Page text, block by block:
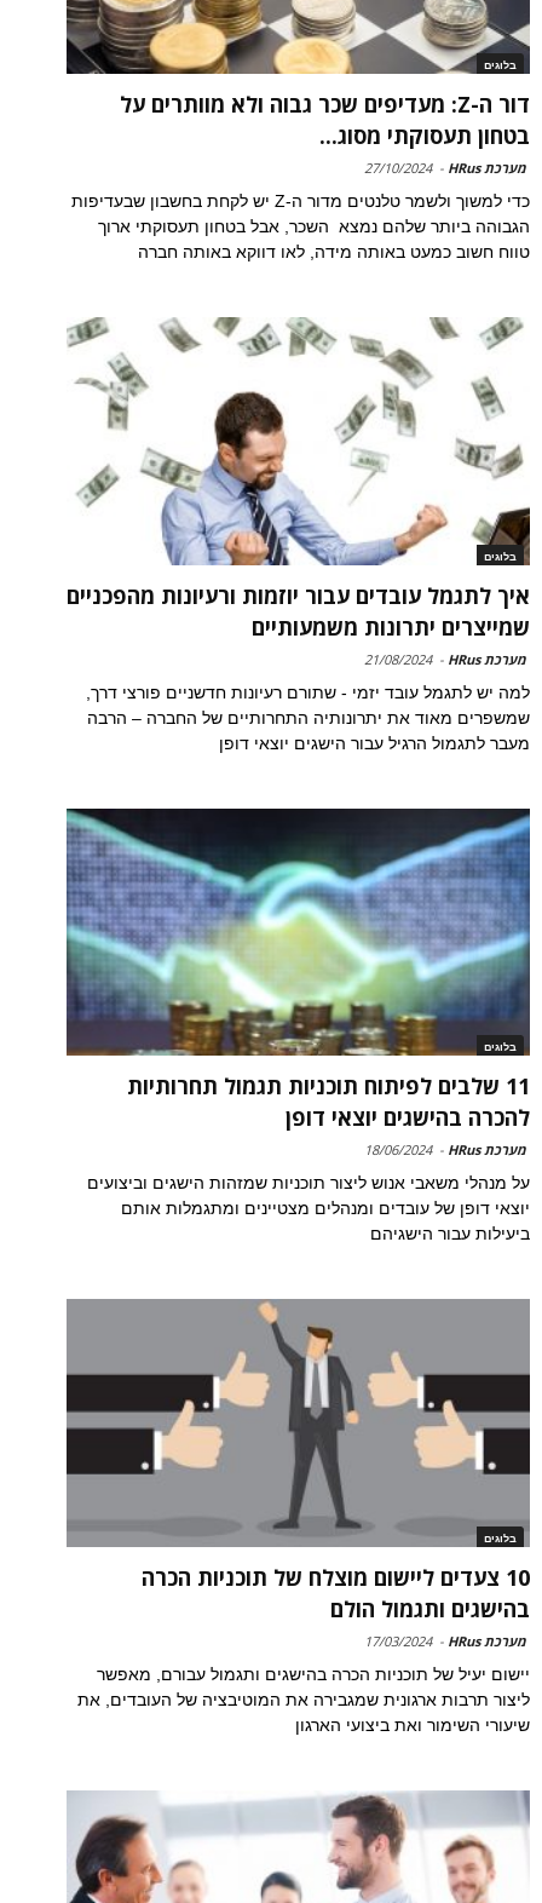
בלוגים
דור ה-Z: מעדיפים שכר גבוה ולא מוותרים על
בטחון תעסוקתי מסוג...
מערכת HRus -
27/10/2024
כדי למשוך ולשמר טלנטים מדור ה-Z יש לקחת בחשבון שבעדיפות
הגבוהה ביותר שלהם נמצא השכר, אבל בטחון תעסוקתי ארוך
טווח חשוב כמעט באותה מידה, לאו דווקא באותה חברה
בלוגים
איך לתגמל עובדים עבור יוזמות ורעיונות מהפכניים
שמייצרים יתרונות משמעותיים
מערכת HRus -
21/08/2024
למה יש לתגמל עובד יזמי - שתורם רעיונות חדשניים פורצי דרך,
שמשפרים מאוד את יתרונותיה התחרותיים של החברה – הרבה
מעבר לתגמול הרגיל עבור הישגים יוצאי דופן
בלוגים
11 שלבים לפיתוח תוכניות תגמול תחרותיות
להכרה בהישגים יוצאי דופן
מערכת HRus -
18/06/2024
על מנהלי משאבי אנוש ליצור תוכניות שמזהות הישגים וביצועים
יוצאי דופן של עובדים ומנהלים מצטיינים ומתגמלות אותם
ביעילות עבור הישגיהם
בלוגים
10 צעדים ליישום מוצלח של תוכניות הכרה
בהישגים ותגמול הולם
מערכת HRus -
17/03/2024
יישום יעיל של תוכניות הכרה בהישגים ותגמול עבורם, מאפשר
ליצור תרבות ארגונית שמגבירה את המוטיבציה של העובדים, את
שיעורי השימור ואת ביצועי הארגון